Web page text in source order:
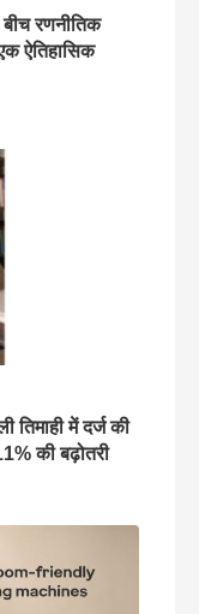
रणनीतिक
ऐतिहासिक
में दर्ज की
की बढ़ोतरी